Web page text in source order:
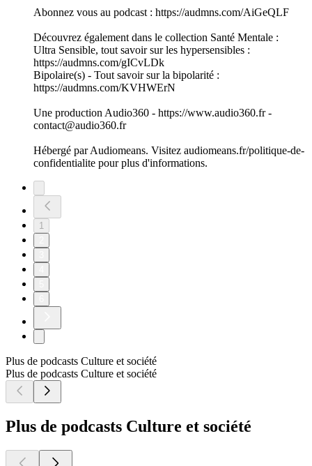
Abonnez vous au podcast : https://audmns.com/AiGeQLF
Découvrez également dans le collection Santé Mentale :
Ultra Sensible, tout savoir sur les hypersensibles :
https://audmns.com/gICvLDk
Bipolaire(s) - Tout savoir sur la bipolarité :
https://audmns.com/KVHWErN
Une production Audio360 - https://www.audio360.fr -
contact@audio360.fr
Hébergé par Audiomeans. Visitez audiomeans.fr/politique-de-
confidentialite pour plus d'informations.
1
Plus de podcasts Culture et société
Plus de podcasts Culture et société
Plus de podcasts Culture et société